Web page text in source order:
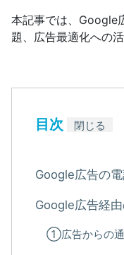
本記事では、Google
題、広告最適化への
目次 閉じる
Google広告の
Google広告経
①広告からの